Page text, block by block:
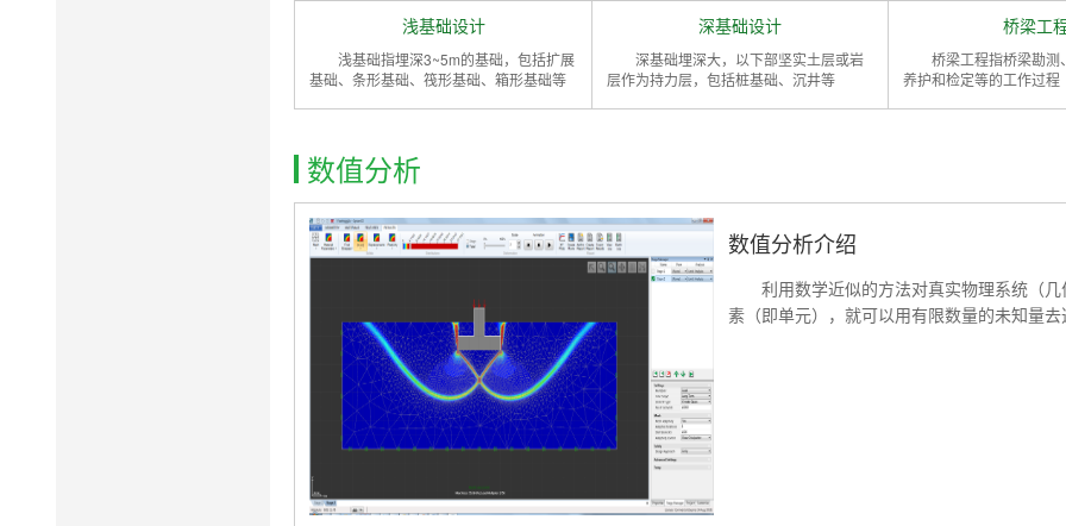
浅基础设计
浅基础指埋深3~5m的基础，包括扩展
基础、条形基础、筏形基础、箱形基础等
深基础设计
深基础埋深大，以下部坚实土层或岩
层作为持力层，包括桩基础、沉井等
桥梁工
桥梁工程指桥梁勘测
养护和检定等的工作过程
数值分析
数值分析介绍
利用数学近似的方法对真实物理系统（
素（即单元），就可以用有限数量的未知量